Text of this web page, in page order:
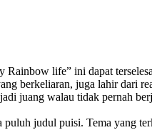
life” ini dapat
berkeliaran, juga lahir dari
juang walau tidak pernah
judul puisi. Tema yang